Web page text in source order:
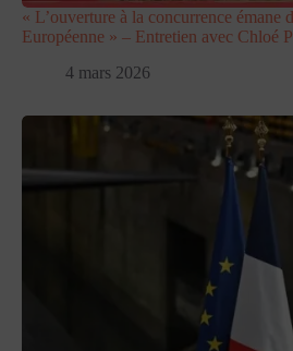
« L’ouverture à la concurrence émane
Européenne » – Entretien avec Chloé
4 mars 2026